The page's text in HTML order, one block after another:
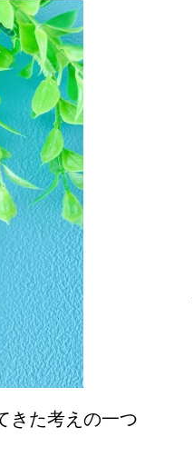
きた考えの一つ